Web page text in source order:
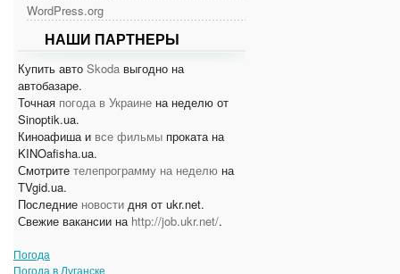
WordPress.org
НАШИ ПАРТНЕРЫ
Купить авто Skoda выгодно на
автобазаре.
Точная погода в Украине на неделю от
Sinoptik.ua.
Киноафиша и все фильмы проката на
KINOafisha.ua.
Смотрите телепрограмму на неделю на
TVgid.ua.
Последние новости дня от ukr.net.
Свежие вакансии на http://job.ukr.net/.
Погода
Погода в Луганске